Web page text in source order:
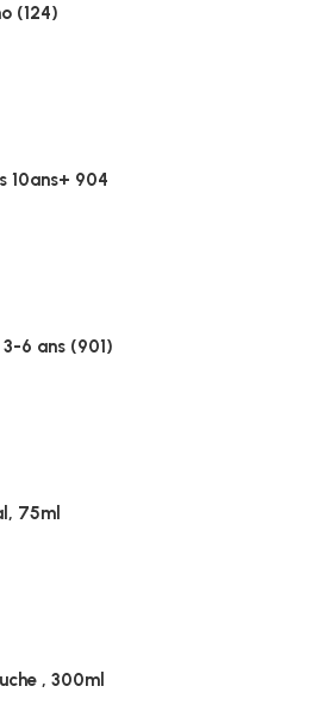
(124)
10ans+ 904
6 ans (901)
75ml
, 300ml